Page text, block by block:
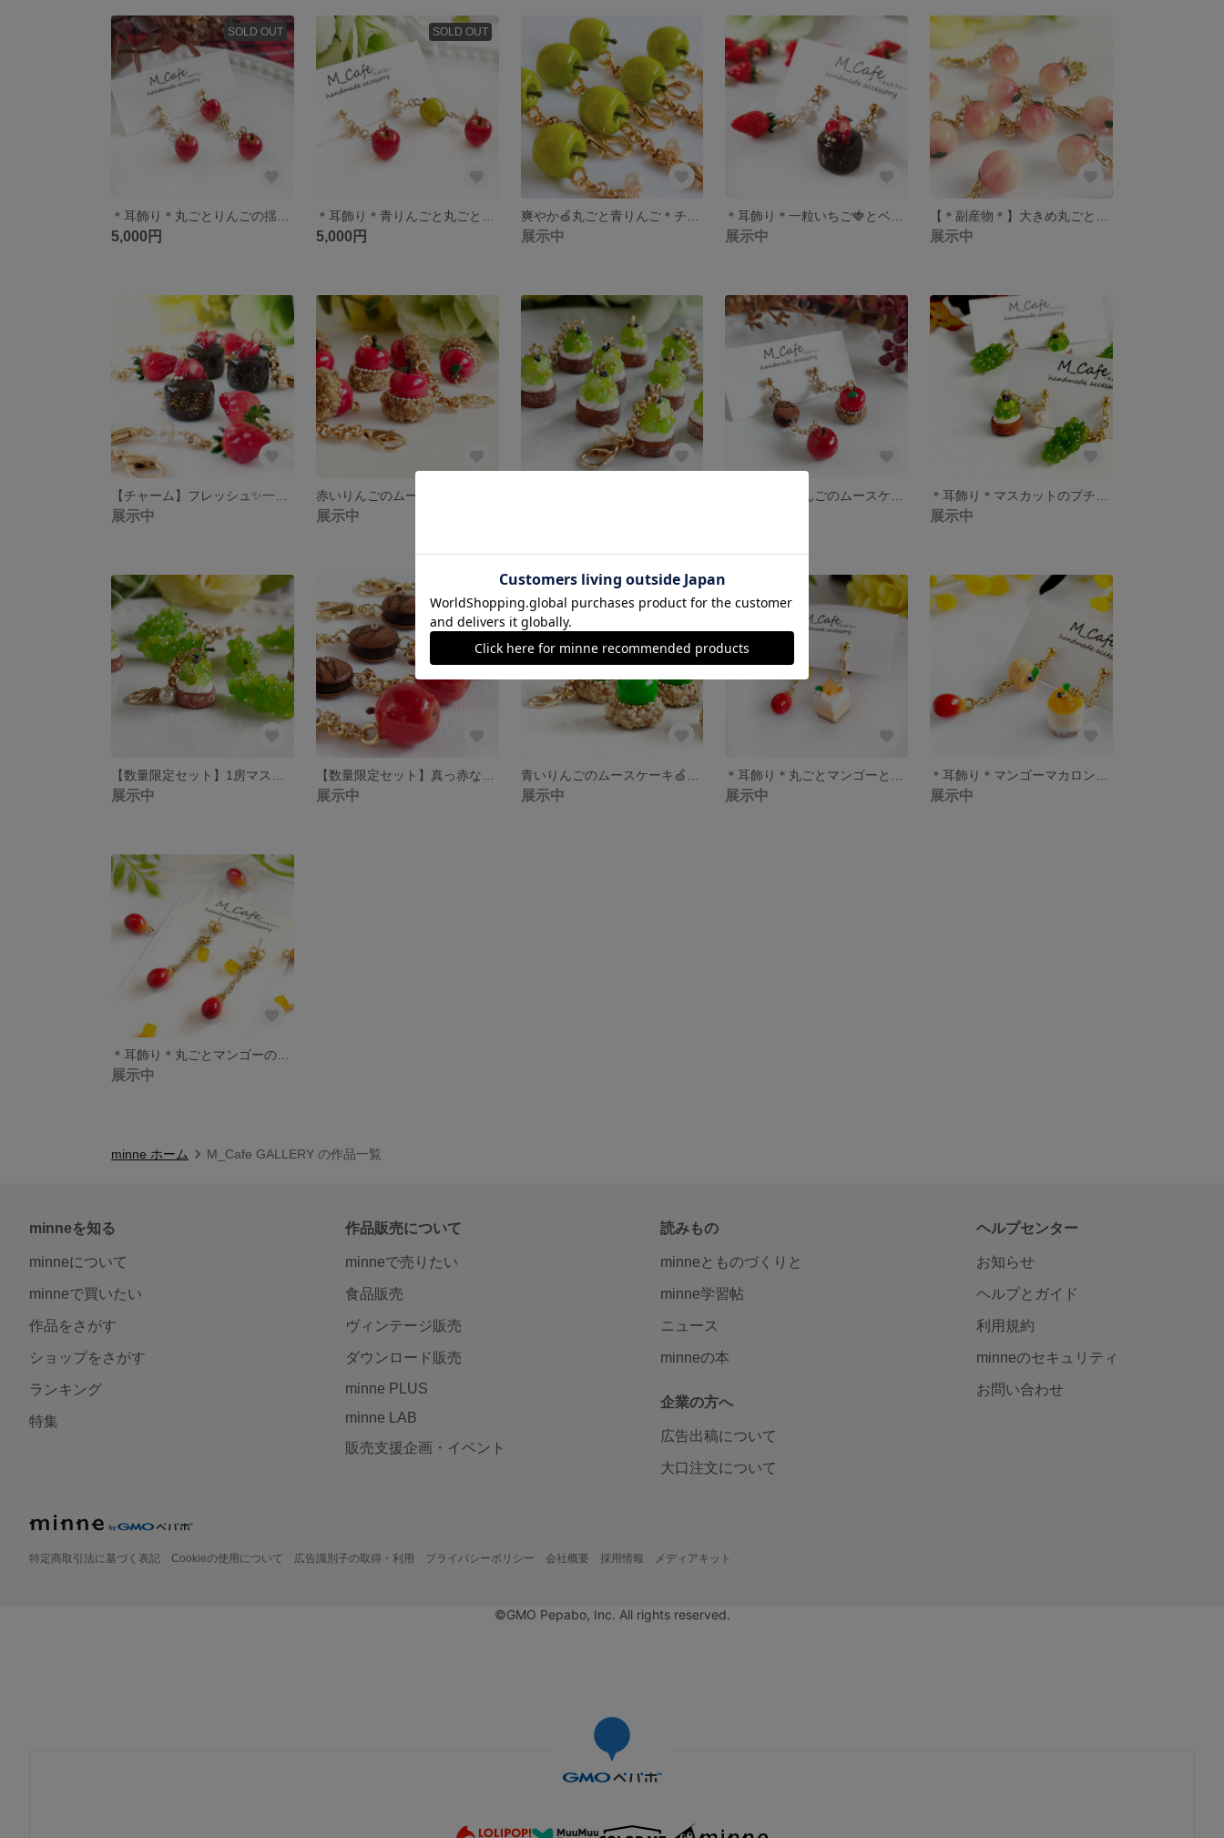
SOLD OUT
5,000円
SOLD OUT
5,000円 展示中 展示中 展示中
展示中 展示中 展示中
展示中 展示中 展示中 展示中 展示中
展示中
minne ホーム M_Cafe GALLERY の作品一覧
minneを知る
minneについて
minneで買いたい
作品をさがす
ショップをさがす
ランキング
特集
作品販売について
minneで売りたい
食品販売
ヴィンテージ販売
ダウンロード販売
minne PLUS
minne LAB
販売支援企画・イベント
読みもの
minneとものづくりと
minne学習帖
ニュース
minneの本
企業の方へ
広告出稿について
大口注文について
ヘルプセンター
お知らせ
ヘルプとガイド
利用規約
minneのセキュリティ
お問い合わせ
特定商取引法に基づく表記 Cookieの使用について 広告識別子の取得・利用 プライバシーポリシー 会社概要 採用情報 メディアキット
©GMO Pepabo, Inc. All rights reserved.